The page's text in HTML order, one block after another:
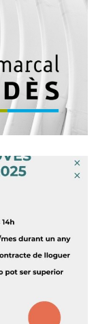
A
Del
A